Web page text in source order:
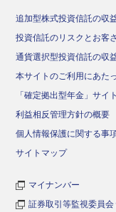
追加型株式投資信託の収
投資信託のリスクとお客
通貨選択型投資信託の収
本サイトのご利用にあた
「確定拠出型年金」サイ
利益相反管理方針の概要
個人情報保護に関する事
サイトマップ
マイナンバー
証券取引等監視委員会